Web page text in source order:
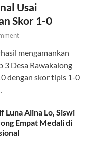
Usai
Skor 1-0
mengamankan
3 Desa Rawakalong
dengan skor tipis 1-0
Luna Alina Lo, Siswi
Empat Medali di